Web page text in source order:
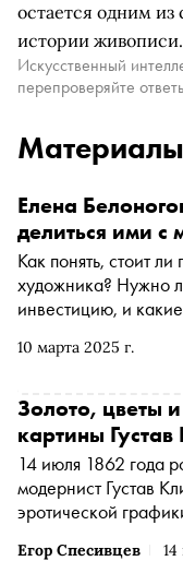
остается одним
истории живописи.
Искусственный
перепроверяйте
Материалы
10 марта 2025 г.
Елена
делиться ими
Как понять, стоит
художника? Нужно
инвестицию, и
остается закрытым,
рубежом, и как
«Сноба» Александр
рынка высказаться
мнение
платформы
рассказывает, как
почему современное
Егор Спесивцев
Золото, цветы
картины Густав
14 июля 1862 года
модернист Густав
эротической
интересны картины